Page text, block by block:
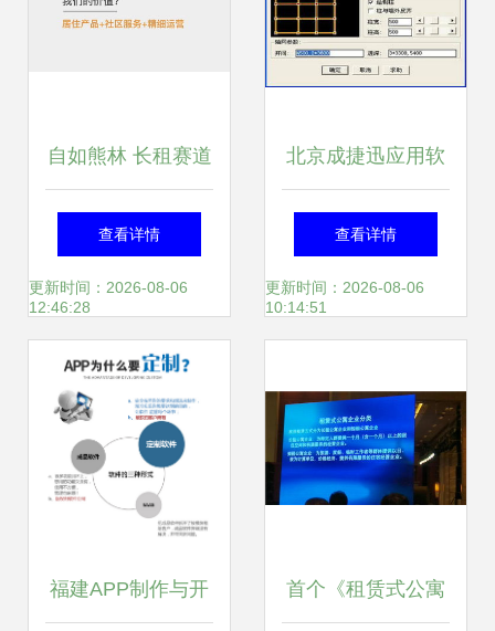
自如熊林 长租赛道
需要决心与耐心，
已成“行待树业”
查看详情
更新时间：2026-08-06
12:46:28
北京成捷迅应用软
件技术有限公司产
品中心——软件开
查看详情
更新时间：2026-08-06
10:14:51
福建APP制作与开 首个《租赁式公寓